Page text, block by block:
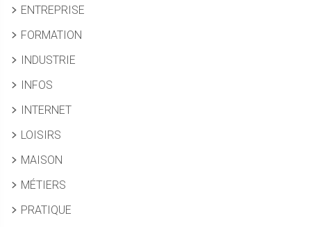
ENTREPRISE
FORMATION
INDUSTRIE
INFOS
INTERNET
LOISIRS
MAISON
MÉTIERS
PRATIQUE